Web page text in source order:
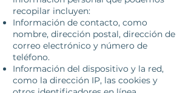
recopilar incluyen:
Información de contacto, como
nombre, dirección postal, dirección de
correo electrónico y número de
teléfono.
Información del dispositivo y la red,
como la dirección IP, las cookies y